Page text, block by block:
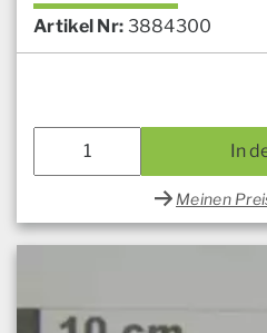
Artikel Nr: 3884300
In
Meinen